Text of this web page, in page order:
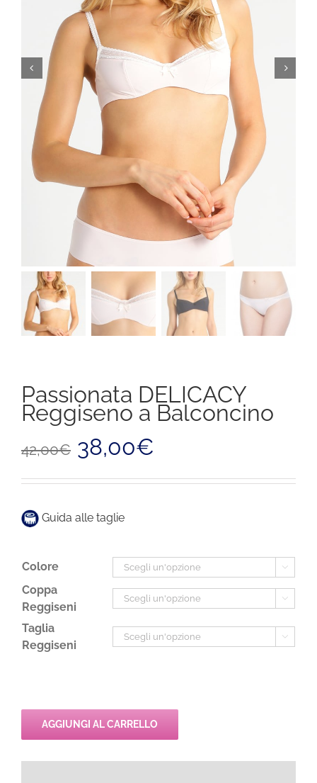
Passionata DELICACY
Reggiseno a Balconcino
42,00€ prezzo
era:
38,00€
è:
Guida alle taglie
Colore 
Coppa
Reggiseni

Taglia
Reggiseni

AGGIUNGI AL CARRELLO